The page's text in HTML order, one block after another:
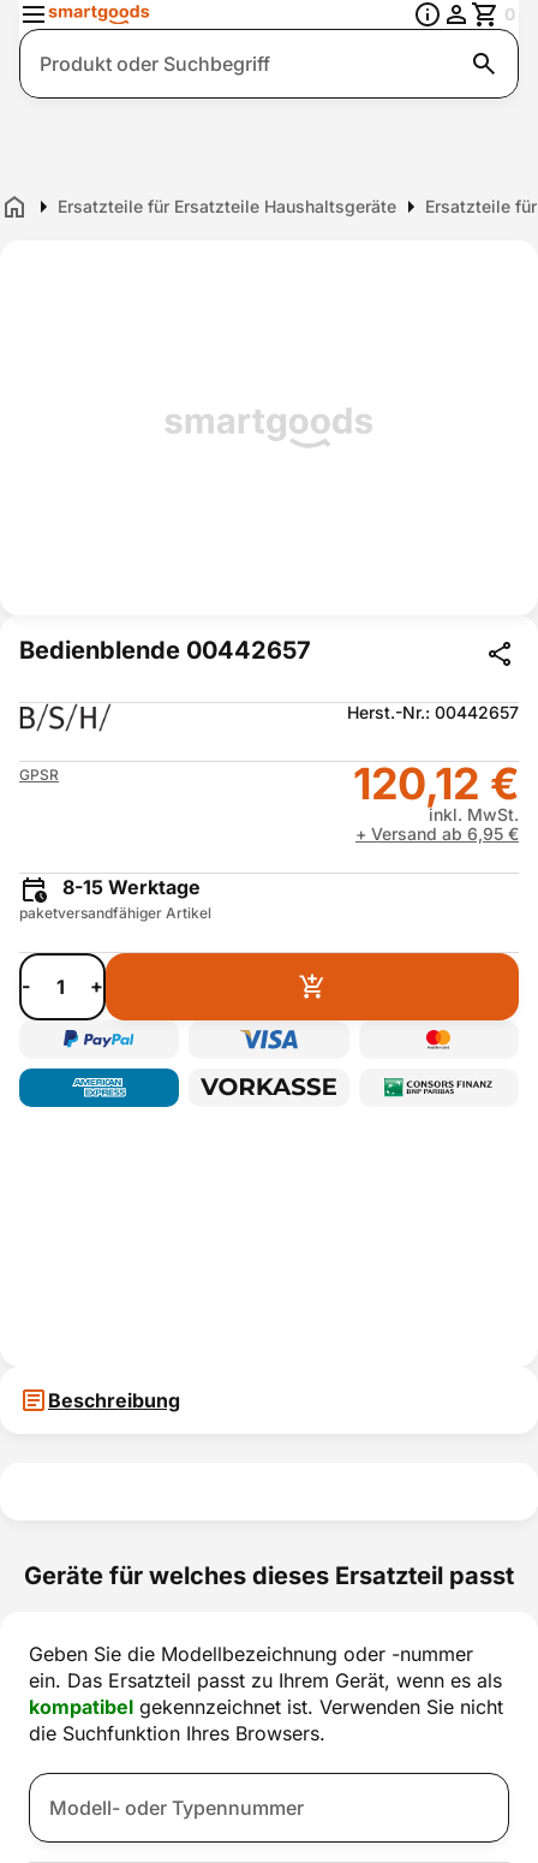
Suche
0
Home Ersatzteile für Ersatzteile Haushaltsgeräte Ersatzteile
Bedienblende 00442657
Herst.-Nr.: 00442657
GPSR 120,12 €
inkl. MwSt.
+ Versand ab 6,95 €
8-15 Werktage
paketversandfähiger Artikel
- +
Beschreibung
Geräte für welches dieses Ersatzteil passt
Geben Sie die Modellbezeichnung oder -nummer
ein. Das Ersatzteil passt zu Ihrem Gerät, wenn es als
kompatibel gekennzeichnet ist. Verwenden Sie nicht
die Suchfunktion Ihres Browsers.